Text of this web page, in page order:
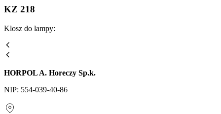
KZ 218
Klosz do lampy:
HORPOL A. Horeczy Sp.k.
NIP: 554-039-40-86